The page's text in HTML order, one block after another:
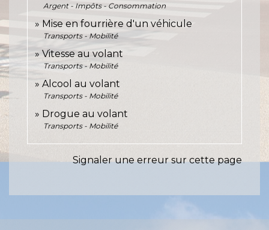
Argent - Impôts - Consommation
Mise en fourrière d'un véhicule
Transports - Mobilité
Vitesse au volant
Transports - Mobilité
Alcool au volant
Transports - Mobilité
Drogue au volant
Transports - Mobilité
Signaler une erreur sur cette page